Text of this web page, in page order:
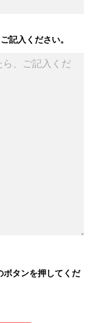
記入ください。
ボタンを押してくだ